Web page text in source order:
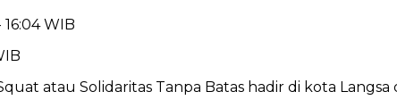
WIB
atau Solidaritas Tanpa Batas hadir di kota